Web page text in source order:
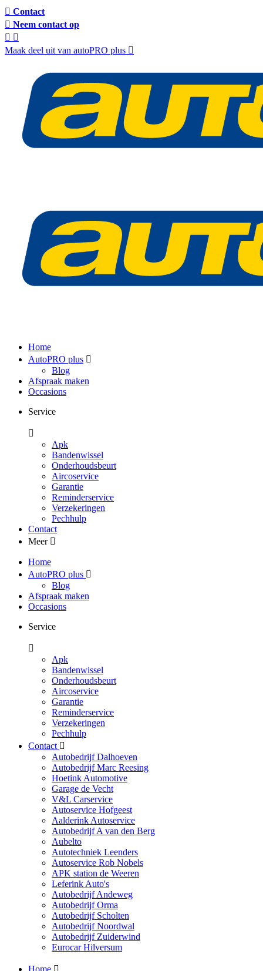
Contact
Neem contact op
Maak deel uit van autoPRO plus
Home
AutoPRO plus
Blog
Afspraak maken
Occasions
Service
Apk
Bandenwissel
Onderhoudsbeurt
Aircoservice
Garantie
Reminderservice
Verzekeringen
Pechhulp
Contact
Meer
Home
AutoPRO plus
Blog
Afspraak maken
Occasions
Service
Apk
Bandenwissel
Onderhoudsbeurt
Aircoservice
Garantie
Reminderservice
Verzekeringen
Pechhulp
Contact
Autobedrijf Dalhoeven
Autobedrijf Marc Reesing
Hoetink Automotive
Garage de Vecht
V&L Carservice
Autoservice Hofgeest
Aalderink Autoservice
Autobedrijf A van den Berg
Aubelto
Autotechniek Leenders
Autoservice Rob Nobels
APK station de Weeren
Leferink Auto's
Autobedrijf Andeweg
Autobedrijf Orma
Autobedrijf Scholten
Autobedrijf Noordwal
Autobedrijf Zuiderwind
Eurocar Hilversum
Home